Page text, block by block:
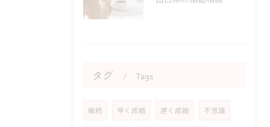
タグ Tags
継続 早く成婚 遅く成婚 不思議